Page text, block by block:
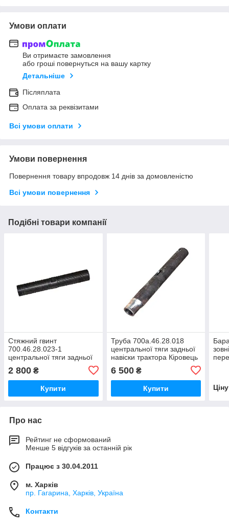
Умови оплати
Ви отримаєте замовлення
або гроші повернуться на вашу картку
Детальніше
Післяплата
Оплата за реквізитами
Всі умови оплати
Умови повернення
Повернення товару впродовж 14 днів за домовленістю
Всі умови повернення
Подібні товари компанії
Стяжний гвинт
700.46.28.023-1
центральної тяги задньої
навіски трактора Кіровець
К-700,К-700А,К-701,К-744
2 800 ₴
Купити
Труба 700а.46.28.018
центральної тяги задньої
навіски трактора Кіровець
6 500₴
Купити
Про нас
Рейтинг не сформований
Менше 5 відгуків за останній рік
Працює з 30.04.2011
м. Харків
пр. Гагарина, Харків, Україна
Контакти